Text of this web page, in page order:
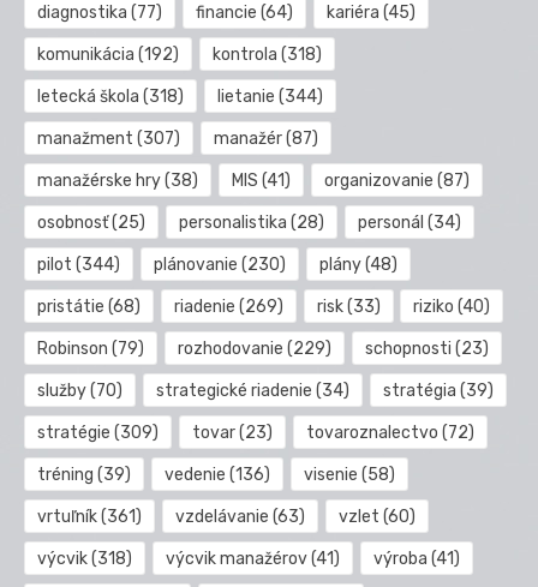
diagnostika (77) financie (64) kariéra (45)
komunikácia (192) kontrola (318)
letecká škola (318) lietanie (344)
manažment (307) manažér(87)
manažérske hry(38) MIS (41) organizovanie (87)
osobnosť(25) personalistika (28) personál (34)
pilot (344) plánovanie (230) plány(48)
pristátie (68) riadenie (269) risk(33) riziko (40)
Robinson (79) rozhodovanie (229) schopnosti (23)
služby(70) strategické riadenie (34) stratégia (39)
stratégie (309) tovar(23) tovaroznalectvo (72)
tréning (39) vedenie (136) visenie (58)
vrtuľník(361) vzdelávanie (63) vzlet (60)
výcvik(318) výcvik manažérov(41) výroba (41)